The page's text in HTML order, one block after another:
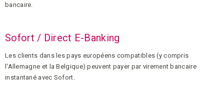
bancaire.
Sofort / Direct E-Banking
Les clients dans les pays européens compatibles (y compris
l'Allemagne et la Belgique) peuvent payer par virement bancaire
instantané avec Sofort.